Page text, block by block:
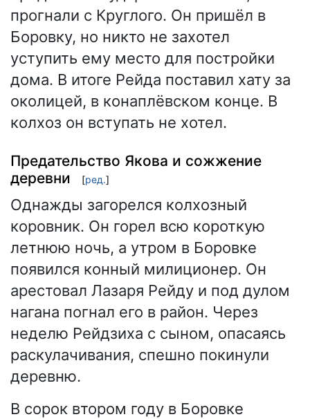
прогнали с Круглого. Он пришёл в
Боровку, но никто не захотел
уступить ему место для постройки
дома. В итоге Рейда поставил хату за
околицей, в конаплёвском конце. В
колхоз он вступать не хотел.
Предательство Якова и сожжение
деревни
[ред.]
Однажды загорелся колхозный
коровник. Он горел всю короткую
летнюю ночь, а утром в Боровке
появился конный милиционер. Он
арестовал Лазаря Рейду и под дулом
нагана погнал его в район. Через
неделю Рейдзиха с сыном, опасаясь
раскулачивания, спешно покинули
деревню.
В сорок втором году в Боровке